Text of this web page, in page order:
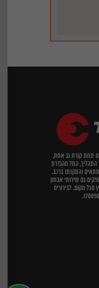
תחת קורת גג אחת,
התהליך, החל מהגדרת
והתקנתו ברכב.
גם שירותי אבחון
מכל מקום. לבירורים